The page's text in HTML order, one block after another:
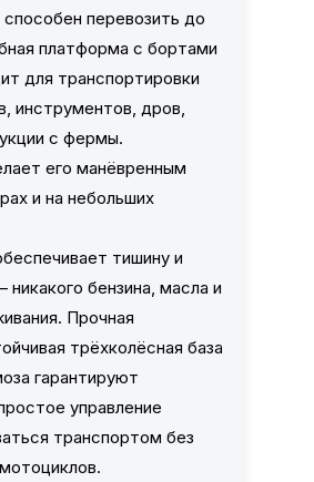
перевозить до
платформа с бортами
для транспортировки
инструментов, дров,
с фермы.
его манёвренным
и на небольших
тишину и
бензина, масла и
Прочная
трёхколёсная база
гарантируют
управление
транспортом без